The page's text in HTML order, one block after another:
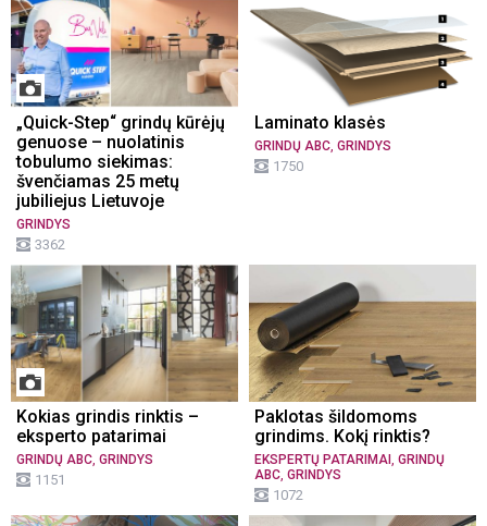
„Quick-Step“ grindų kūrėjų
genuose – nuolatinis
tobulumo siekimas:
švenčiamas 25 metų
jubiliejus Lietuvoje
GRINDYS
3362
Laminato klasės
GRINDŲ ABC, GRINDYS
1750
Kokias grindis rinktis –
eksperto patarimai
GRINDŲ ABC GRINDYS
1151
Paklotas šildomoms
grindims. Kokį rinktis?
EKSPERTŲ PATARIMAI GRINDŲ
ABC GRINDYS
1072